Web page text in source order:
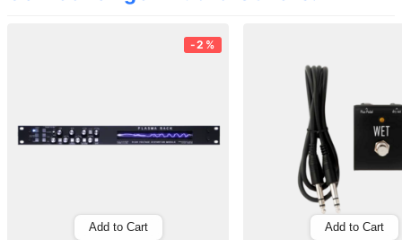
-2%
Add to Cart Add to Cart